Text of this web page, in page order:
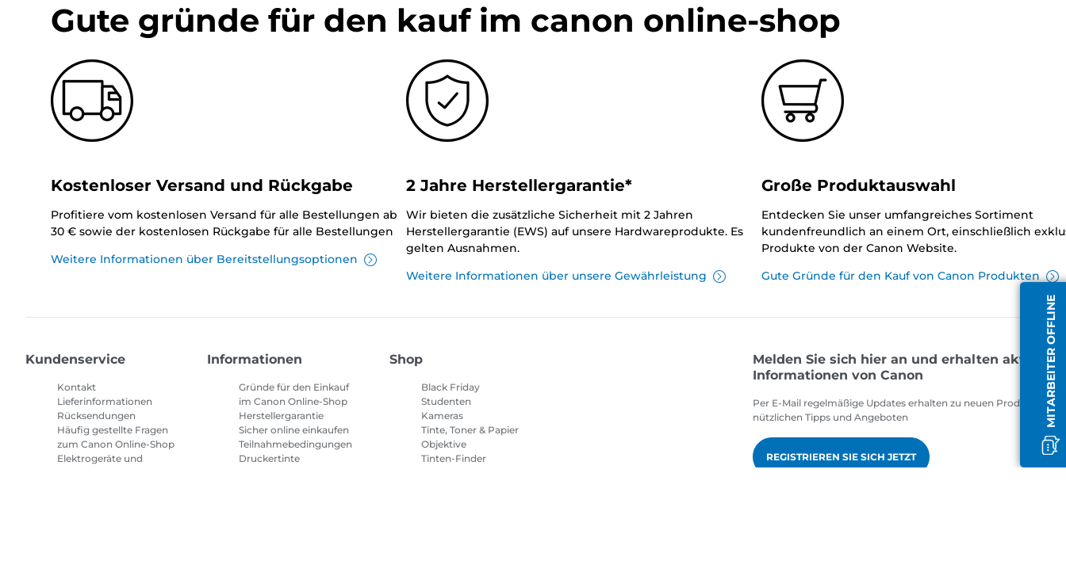
MITARBEITER OFFLINE
Gute gründe für den kauf im canon online-shop
Kostenloser Versand und Rückgabe
Profitiere vom kostenlosen Versand für alle Bestellungen ab
30 € sowie der kostenlosen Rückgabe für alle Bestellungen
Weitere Informationen über Bereitstellungsoptionen
2 Jahre Herstellergarantie*
Wir bieten die zusätzliche Sicherheit mit 2 Jahren
Herstellergarantie (EWS) auf unsere Hardwareprodukte. Es
gelten Ausnahmen.
Weitere Informationen über unsere Gewährleistung
Große Produktauswahl
Entdecken Sie unser umfangreiches Sortiment
kundenfreundlich an einem Ort, einschließlich
Produkte von der Canon Website.
Gute Gründe für den Kauf von Canon Produkten
Kundenservice
Kontakt
Lieferinformationen
Rücksendungen
Häufig gestellte Fragen
zum Canon Online-Shop
Elektrogeräte und
Informationen
Gründe für den Einkauf
im Canon Online-Shop
Herstellergarantie
Sicher online einkaufen
Teilnahmebedingungen
Druckertinte
Shop
Black Friday
Studenten
Kameras
Tinte, Toner & Papier
Objektive
Tinten-Finder
Melden Sie sich hier an und erhalten aktuelle
Informationen von Canon
Per E-Mail regelmäßige Updates erhalten zu neuen Produkten,
nützlichen Tipps und Angeboten
REGISTRIEREN SIE SICH JETZT